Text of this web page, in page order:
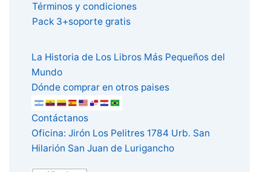
Términos y condiciones
Pack 3+soporte gratis
La Historia de Los Libros Más Pequeños del
Mundo
Dónde comprar en otros paises
Contáctanos
Oficina: Jirón Los Pelitres 1784 Urb. San
Hilarión San Juan de Lurigancho